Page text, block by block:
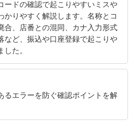
ードの確認で起こりやすいミスや
かりやすく解説します。名称とコ
合、店番との混同、カナ入力形式
など、振込や口座登録で起こりや
た。
るエラーを防ぐ確認ポイントを解